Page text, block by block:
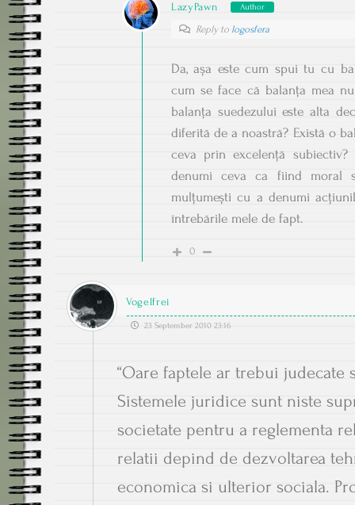
LazyPawn Author
Reply to logosfera
Da, așa este cum spui tu cu
cum se face că balanța mea
balanța suedezului este alta
diferită de a noastră? Există o
ceva prin excelență
denumi ceva ca fiind moral
mulțumești cu a denumi
întrebările mele de fapt.
0
Vogelfrei
23 September 2010 23:16
“Oare faptele ar trebui judecate
Sistemele juridice sunt niste
societate pentru a reglementa
relatii depind de dezvoltarea
economica si ulterior sociala.